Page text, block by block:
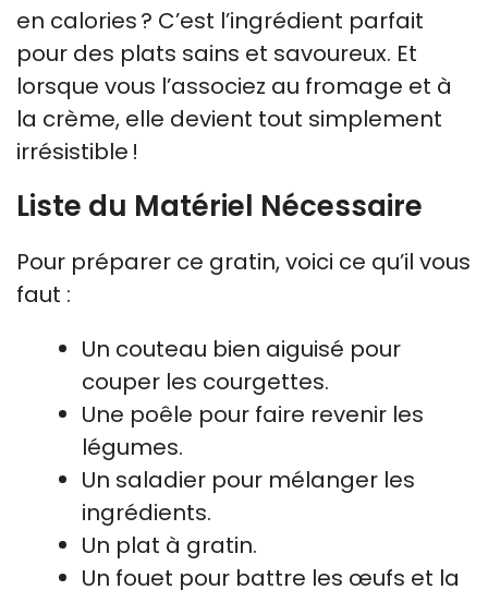
en calories ? C’est l’ingrédient parfait
pour des plats sains et savoureux. Et
lorsque vous l’associez au fromage et à
la crème, elle devient tout simplement
irrésistible !
Liste du Matériel Nécessaire
Pour préparer ce gratin, voici ce qu’il vous
faut :
Un couteau bien aiguisé pour
couper les courgettes.
Une poêle pour faire revenir les
légumes.
Un saladier pour mélanger les
ingrédients.
Un plat à gratin.
Un fouet pour battre les œufs et la